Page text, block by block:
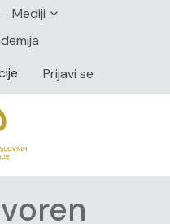
Mediji
Prijavi se